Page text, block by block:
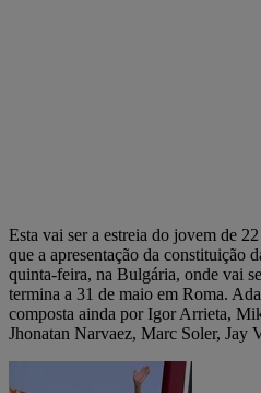
Esta vai ser a estreia do jovem de
que a apresentação da constituição
quinta-feira, na Bulgária, onde vai
termina a 31 de maio em Roma.
composta ainda por Igor Arrieta,
Jhonatan Narvaez, Marc Soler, Jay